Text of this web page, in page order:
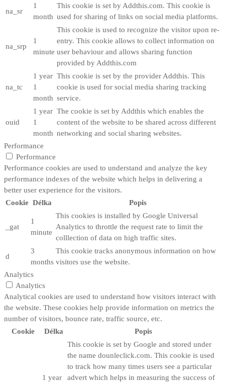
na_sr
1
month
This cookie is set by Addthis.com. This cookie is
used for sharing of links on social media platforms.
na_srp
1
minute
This cookie is used to recognize the visitor upon re-
entry. This cookie allows to collect information on
user behaviour and allows sharing function
provided by Addthis.com
na_tc
1 year
1
month
This cookie is set by the provider Addthis. This
cookie is used for social media sharing tracking
service.
ouid
1 year
1
month
The cookie is set by Addthis which enables the
content of the website to be shared across different
networking and social sharing websites.
Performance
Performance
Performance cookies are used to understand and analyze the key
performance indexes of the website which helps in delivering a
better user experience for the visitors.
Cookie Délka Popis
_gat
1
minute
This cookies is installed by Google Universal
Analytics to throttle the request rate to limit the
colllection of data on high traffic sites.
d
3
months
This cookie tracks anonymous information on how
visitors use the website.
Analytics
Analytics
Analytical cookies are used to understand how visitors interact with
the website. These cookies help provide information on metrics the
number of visitors, bounce rate, traffic source, etc.
Cookie
Délka Popis
1 year
This cookie is set by Google and stored under
the name dounleclick.com. This cookie is used
to track how many times users see a particular
advert which helps in measuring the success of